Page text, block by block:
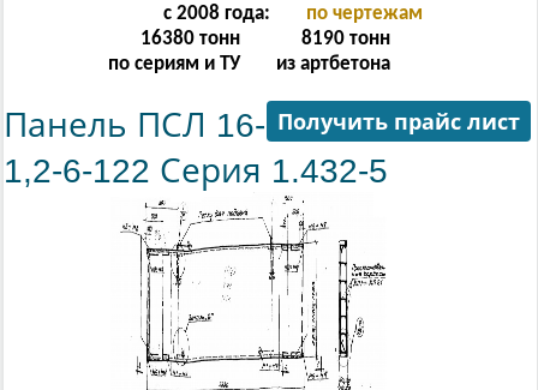
с 2008 года:
по чертежам
32764 тонн
по сериям и ТУ
16382 тонн
из артбетона
Получить прайс лист
Панель ПСЛ 16-
1,2-6-122 Серия 1.432-5